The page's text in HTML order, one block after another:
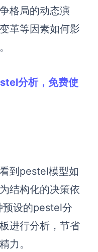
格局的动态演
革等因素如何影
分析，免费使
到pestel模型如
结构化的决策依
设的pestel分
进行分析，节省
力。